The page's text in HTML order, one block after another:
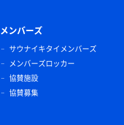
メンバーズ
サウナイキタイメンバーズ
メンバーズロッカー
協賛施設
協賛募集